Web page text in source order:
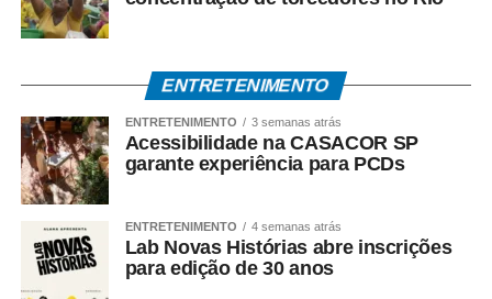
A existência da investigação não representa condenação,
e todos os investigados têm assegurados os direitos ao
contraditório, à ampla defesa e à presunção de inocência.
O *Espia News* continuará acompanhando o andamento
do caso e trará novas informações à medida que houver
manifestações oficiais das autoridades e das partes
envolvidas.
COMENTE ABAIXO:
ENTRETENIMENTO
ENTRETENIMENTO 3 semanas atrás
Acessibilidade na CASACOR SP
garante experiência para PCDs
ENTRETENIMENTO 4 semanas atrás
Lab Novas Histórias abre inscrições
para edição de 30 anos